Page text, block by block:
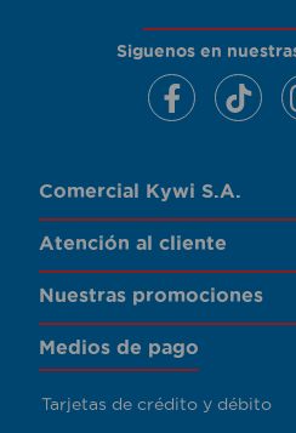
Siguenos en
Comercial Kywi S.A.
Atención al cliente
Nuestras promociones
Medios de pago
Tarjetas de crédito y débito